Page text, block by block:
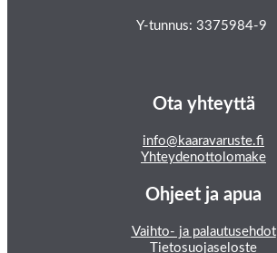
Y-tunnus: 3375984-9
Ota yhteyttä
info@kaaravaruste.fi
Yhteydenottolomake
Ohjeet ja apua
Vaihto- ja palautusehdot
Tietosuojaseloste